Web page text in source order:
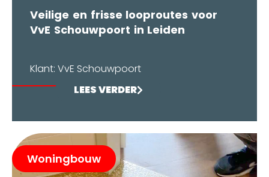
Veilige en frisse looproutes voor
VvE Schouwpoort in Leiden
Klant: VvE Schouwpoort
LEES VERDER
Woningbouw